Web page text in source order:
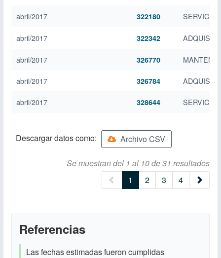
abril/2017 322180 SERVICIO
abril/2017 322342
abril/2017 326770
abril/2017 326784
abril/2017 328644 SERVICIO
Descargar datos como: Archivo CSV
Se muestran del 1 al 10 de 31 resultados
1 (current)
2 3 4
Referencias
Las fechas estimadas fueron cumplidas